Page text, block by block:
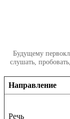
Будущему
слушать,
Направление
Речь